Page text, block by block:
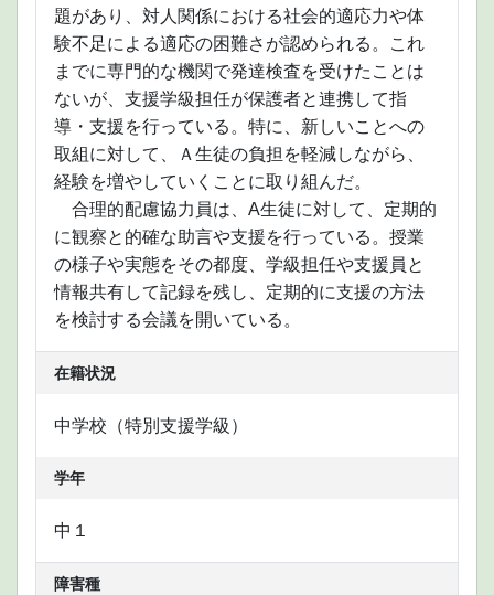
題があり、対人関係における社会的適応力や体
験不足による適応の困難さが認められる。これ
までに専門的な機関で発達検査を受けたことは
ないが、支援学級担任が保護者と連携して指
導・支援を行っている。特に、新しいことへの
取組に対して、Ａ生徒の負担を軽減しながら、
経験を増やしていくことに取り組んだ。
合理的配慮協力員は、A生徒に対して、定期的
に観察と的確な助言や支援を行っている。授業
の様子や実態をその都度、学級担任や支援員と
情報共有して記録を残し、定期的に支援の方法
を検討する会議を開いている。
在籍状況
中学校（特別支援学級）
学年
中１
障害種